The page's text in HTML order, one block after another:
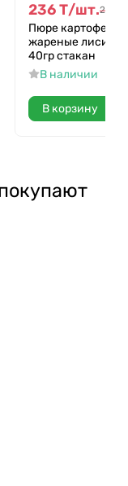
236Т/шт.295
Пюре
жареные
40гр стакан
В наличии
В корзину